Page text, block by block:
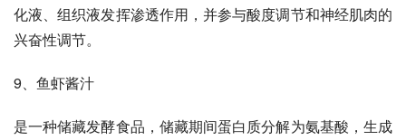
化液、组织液发挥渗透作用，并参与酸度调节和神经肌肉的
兴奋性调节。
9、鱼虾酱汁
是一种储藏发酵食品，储藏期间蛋白质分解为氨基酸，生成